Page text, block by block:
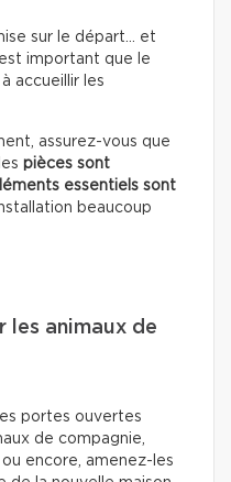
sur le départ… et
important que le
accueillir les
assurez-vous que
pièces sont
essentiels sont
beaucoup
les animaux de
portes ouvertes
de compagnie,
encore, amenez-les